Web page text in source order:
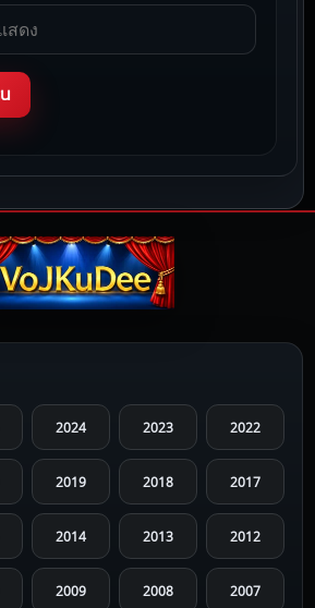
2024 2023 2022
2019 2018 2017
2014 2013 2012
2009 2008 2007